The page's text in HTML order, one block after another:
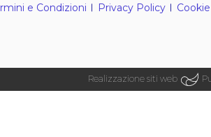
e Condizioni Privacy Policy
Realizzazione siti web